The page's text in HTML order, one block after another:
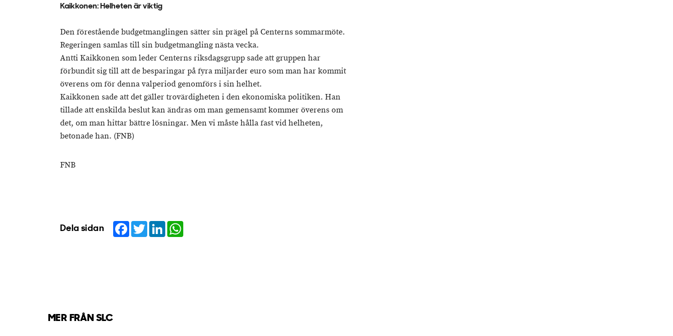
Kaikkonen: Helheten är viktig
Den förestående budgetmanglingen sätter sin prägel på Centerns sommarmöte.
Regeringen samlas till sin budgetmangling nästa vecka.
Antti Kaikkonen som leder Centerns riksdagsgrupp sade att gruppen har
förbundit sig till att de besparingar på fyra miljarder euro som man har kommit
överens om för denna valperiod genomförs i sin helhet.
Kaikkonen sade att det gäller trovärdigheten i den ekonomiska politiken. Han
tillade att enskilda beslut kan ändras om man gemensamt kommer överens om
det, om man hittar bättre lösningar. Men vi måste hålla fast vid helheten,
betonade han. (FNB)
FNB
Dela sidan Facebook
TwitterLinkedIn
MER FRÅN SLC